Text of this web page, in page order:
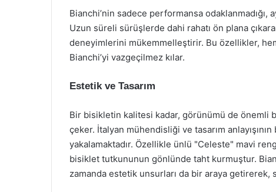
Bianchi’nin sadece performansa
Uzun süreli sürüşlerde dahi rahatı ön plana
deneyimlerini mükemmelleştirir. Bu özellikler,
Bianchi’yi vazgeçilmez kılar.
Estetik ve Tasarım
Bir bisikletin kalitesi kadar, görünümü de önemli
çeker. İtalyan mühendisliği ve tasarım
yakalamaktadır. Özellikle ünlü "Celeste" mavi
bisiklet tutkununun gönlünde taht kurmuştur.
zamanda estetik unsurları da bir araya getirerek,